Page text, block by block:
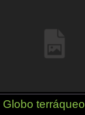
Globo terráqueo